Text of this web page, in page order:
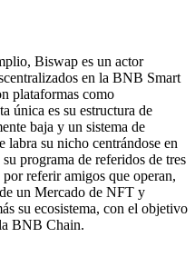
Biswap es un actor
en la BNB Smart
plataformas como
única es su estructura de
baja y un sistema de
labra su nicho centrándose en
programa de referidos de tres
referir amigos que operan,
un Mercado de NFT y
su ecosistema, con el objetivo
BNB Chain.